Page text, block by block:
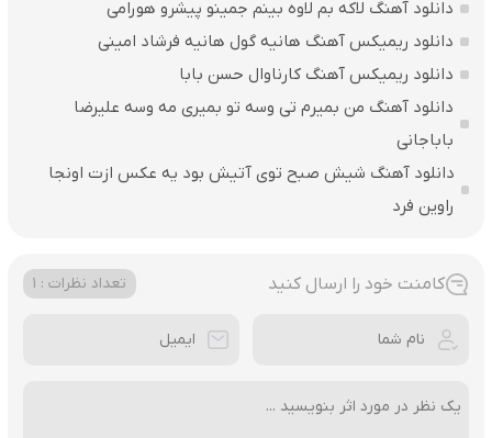
دانلود آهنگ لاکه بم لاوه بینم جمینو پیشرو هورامی
دانلود ریمیکس آهنگ هانیه گول هانیه فرشاد امینی
دانلود ریمیکس آهنگ کارناوال حسن بابا
دانلود آهنگ من بمیرم تی وسه تو بمیری مه وسه علیرضا
باباجانی
دانلود آهنگ شیش صبح توی آتیش بود یه عکس ازت اونجا
راوین فرد
کامنت خود را ارسال کنید تعداد نظرات : 1